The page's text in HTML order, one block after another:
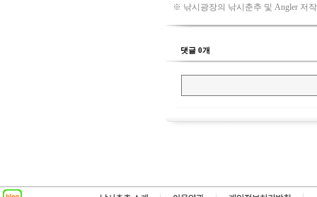
※ 낚시광장의 낚시춘추 및 Angler 저
댓글 0개